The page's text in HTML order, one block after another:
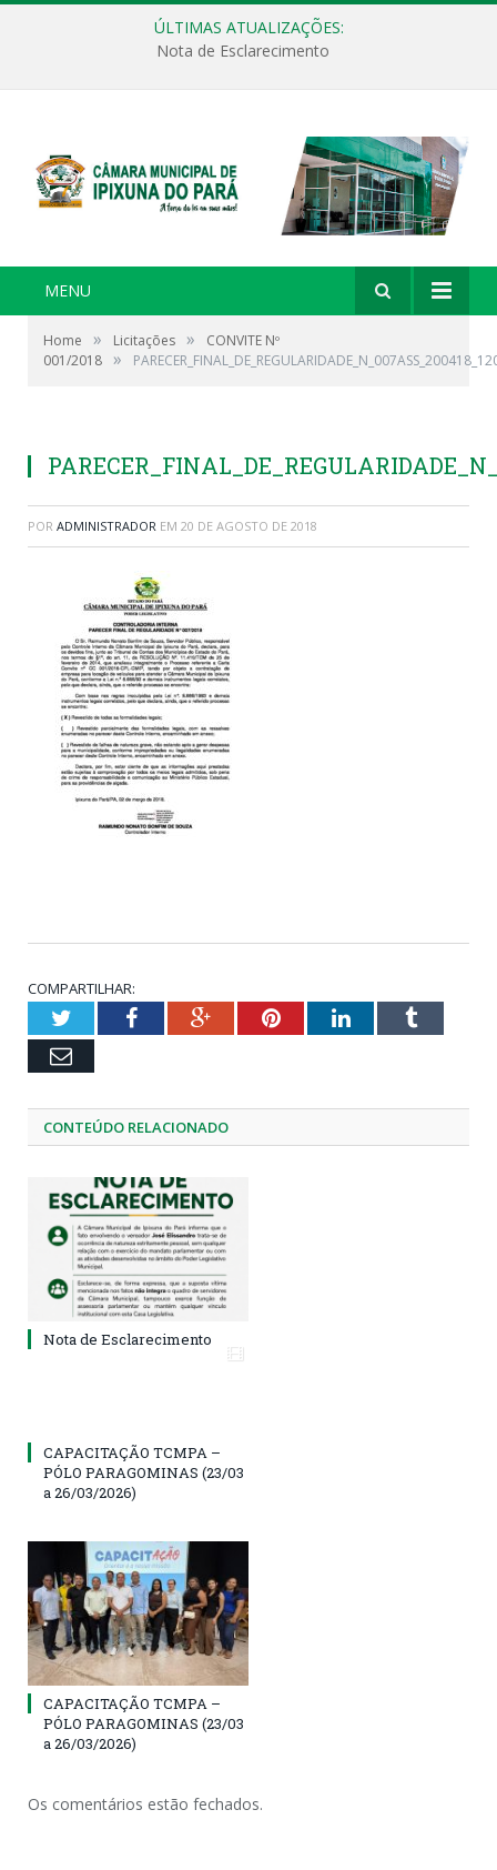
ÚLTIMAS ATUALIZAÇÕES:
Nota de Esclarecimento
MENU
Home » Licitações »
CONVITE Nº
001/2018 »
POR ADMINISTRADOR EM 20 DE AGOSTO DE 2018
COMPARTILHAR:
TwitterFacebookGoogle+PinterestLinkedInTumblr
Email
CONTEÚDO RELACIONADO
Nota de Esclarecimento
CAPACITAÇÃO TCMPA –
PÓLO PARAGOMINAS (23/03
a 26/03/2026)
CAPACITAÇÃO TCMPA –
PÓLO PARAGOMINAS (23/03
a 26/03/2026)
Os comentários estão fechados.